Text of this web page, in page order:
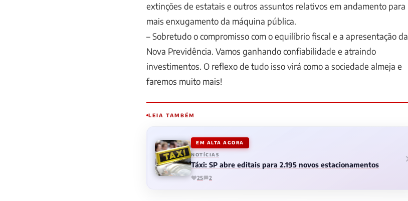
extinções de estatais e outros assuntos relativos em andamento para
mais enxugamento da máquina pública.
– Sobretudo o compromisso com o equilíbrio fiscal e a apresentação da
Nova Previdência. Vamos ganhando confiabilidade e atraindo
investimentos. O reflexo de tudo isso virá como a sociedade almeja e
faremos muito mais!
LEIA TAMBÉM
EM ALTA AGORA
NOTÍCIAS
Táxi: SP abre editais para 2.195 novos estacionamentos
25 2